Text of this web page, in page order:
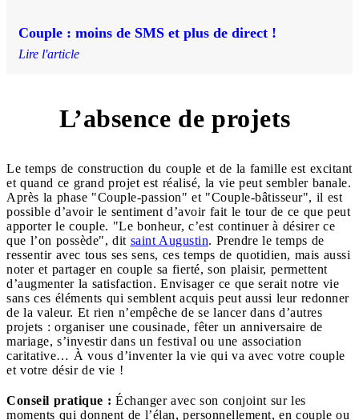
Couple : moins de SMS et plus de direct !
Lire l'article
L’absence de projets
Le temps de construction du couple et de la famille est excitant
et quand ce grand projet est réalisé, la vie peut sembler banale.
Après la phase "Couple-passion" et "Couple-bâtisseur", il est
possible d’avoir le sentiment d’avoir fait le tour de ce que peut
apporter le couple. "Le bonheur, c’est continuer à désirer ce
que l’on possède", dit saint Augustin. Prendre le temps de
ressentir avec tous ses sens, ces temps de quotidien, mais aussi
noter et partager en couple sa fierté, son plaisir, permettent
d’augmenter la satisfaction. Envisager ce que serait notre vie
sans ces éléments qui semblent acquis peut aussi leur redonner
de la valeur. Et rien n’empêche de se lancer dans d’autres
projets : organiser une cousinade, fêter un anniversaire de
mariage, s’investir dans un festival ou une association
caritative… À vous d’inventer la vie qui va avec votre couple
et votre désir de vie !
Conseil pratique : Échanger avec son conjoint sur les
moments qui donnent de l’élan, personnellement, en couple ou